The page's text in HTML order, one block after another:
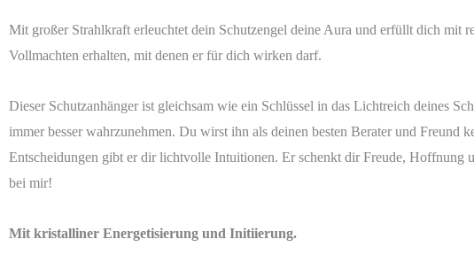
Mit großer Strahlkraft erleuchtet dein Schutzengel deine Aura und erfüllt dich mit
Vollmachten erhalten, mit denen er für dich wirken darf.
Dieser Schutzanhänger ist gleichsam wie ein Schlüssel in das Lichtreich deines
immer besser wahrzunehmen. Du wirst ihn als deinen besten Berater und
Entscheidungen gibt er dir lichtvolle Intuitionen. Er schenkt dir Freude,
bei mir!
Mit kristalliner Energetisierung und Initiierung.